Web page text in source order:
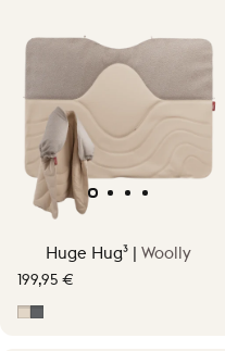
Huge Hug³ | Woolly
199,95 €